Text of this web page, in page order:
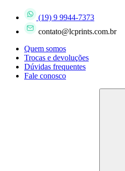
(19) 9 9944-7373
contato@lcprints.com.br
Quem somos
Trocas e devoluções
Dúvidas frequentes
Fale conosco